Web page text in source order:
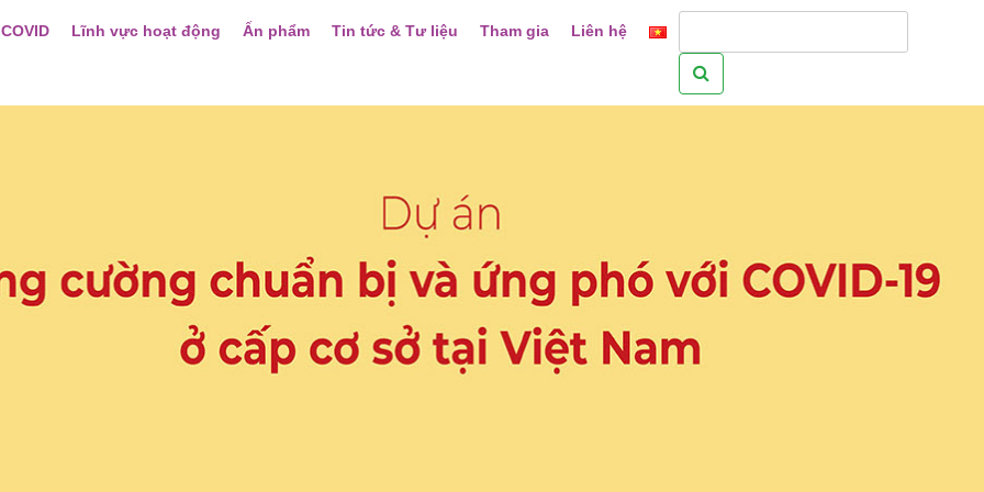
Lĩnh vực hoạt động Ấn phẩm Tin tức & Tư liệu Tham gia Liên hệ